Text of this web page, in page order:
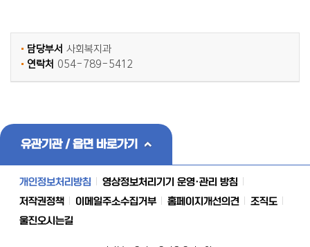
담당부서 사회복지과
연락처 054-789-5412
유관기관 / 읍면 바로가기
개인정보처리방침
영상정보처리기기 운영·관리 방침
저작권정책
이메일주소수집거부 홈페이지개선의견
조직도
울진오시는길